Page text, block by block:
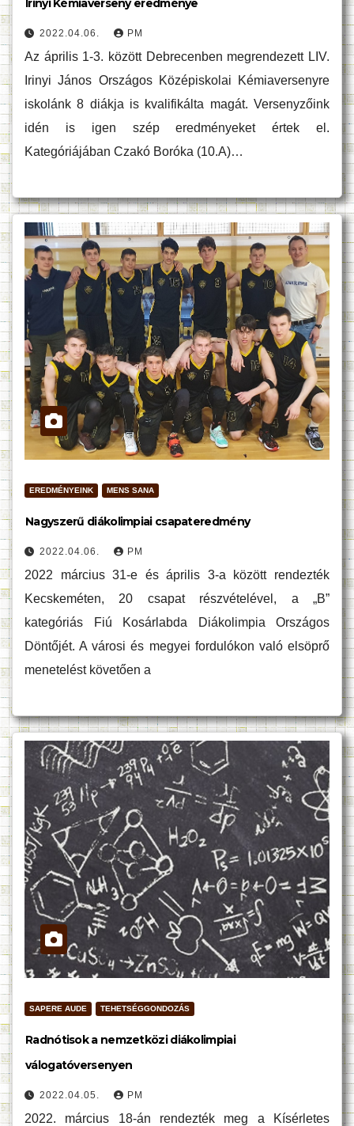
Irinyi Kémiaverseny eredménye
2022.04.06. PM
Az április 1-3. között Debrecenben megrendezett LIV.
Irinyi János Országos Középiskolai Kémiaversenyre
iskolánk 8 diákja is kvalifikálta magát. Versenyzőink
idén is igen szép eredményeket értek el.
Kategóriájában Czakó Boróka (10.A)…
EREDMÉNYEINK MENS SANA
Nagyszerű diákolimpiai csapateredmény
2022.04.06. PM
2022 március 31-e és április 3-a között rendezték
Kecskeméten, 20 csapat részvételével, a „B”
kategóriás Fiú Kosárlabda Diákolimpia Országos
Döntőjét. A városi és megyei fordulókon való elsöprő
menetelést követően a
SAPERE AUDE TEHETSÉGGONDOZÁS
Radnótisok a nemzetközi diákolimpiai
válogatóversenyen
2022.04.05. PM
2022. március 18-án rendezték meg a Kísérletes